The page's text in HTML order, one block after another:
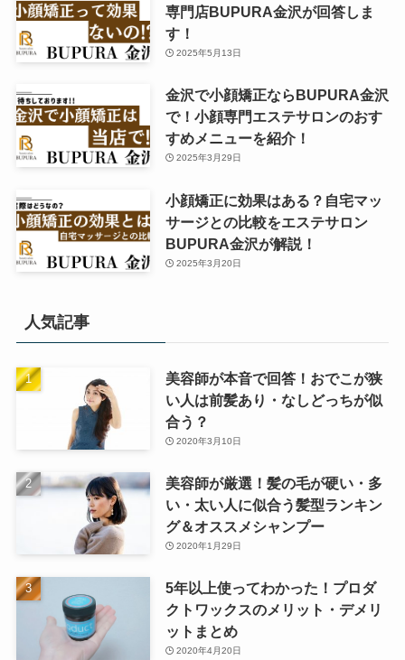
専門店BUPURA金沢が回答しま
す！
2025年5月13日
金沢で小顔矯正ならBUPURA金沢
で！小顔専門エステサロンのおす
すめメニューを紹介！
2025年3月29日
小顔矯正に効果はある？自宅マッ
サージとの比較をエステサロン
BUPURA金沢が解説！
2025年3月20日
人気記事
美容師が本音で回答！おでこが狭
い人は前髪あり・なしどっちが似
合う？
2020年3月10日
美容師が厳選！髪の毛が硬い・多
い・太い人に似合う髪型ランキン
グ＆オススメシャンプー
2020年1月29日
5年以上使ってわかった！プロダ
クトワックスのメリット・デメリ
ットまとめ
2020年4月20日